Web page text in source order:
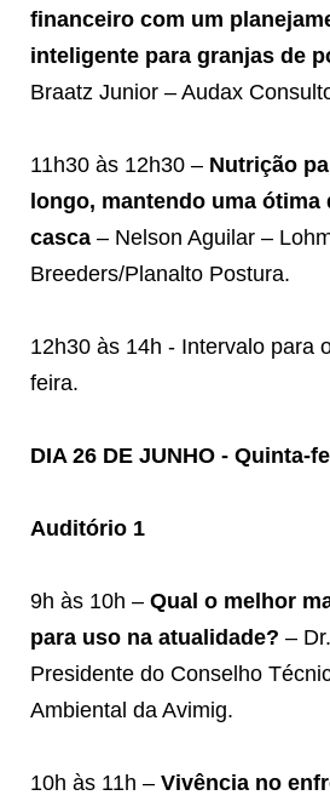
financeiro com um
inteligente para granjas de
Braatz Junior – Audax
11h30 às 12h30 – Nutrição
longo, mantendo uma ótima
casca – Nelson Aguilar –
Breeders/Planalto Postura.
12h30 às 14h - Intervalo para
feira.
DIA 26 DE JUNHO - Quinta-
Auditório 1
9h às 10h – Qual o melhor
para uso na atualidade? –
Presidente do Conselho
Ambiental da Avimig.
10h às 11h – Vivência no